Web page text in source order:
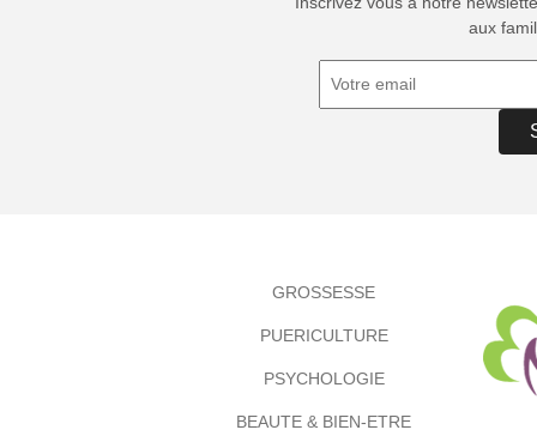
aux
GROSSESSE
PUERICULTURE
PSYCHOLOGIE
BEAUTE & BIEN-ETRE